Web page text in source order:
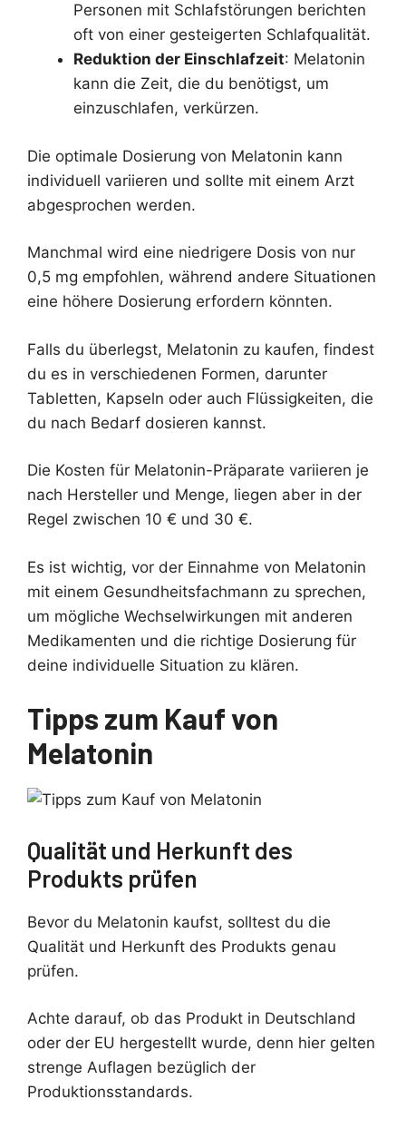
Personen mit Schlafstörungen berichten
oft von einer gesteigerten Schlafqualität.
Reduktion der Einschlafzeit: Melatonin
kann die Zeit, die du benötigst, um
einzuschlafen, verkürzen.
Die optimale Dosierung von Melatonin kann
individuell variieren und sollte mit einem Arzt
abgesprochen werden.
Manchmal wird eine niedrigere Dosis von nur
0,5 mg empfohlen, während andere Situationen
eine höhere Dosierung erfordern könnten.
Falls du überlegst, Melatonin zu kaufen, findest
du es in verschiedenen Formen, darunter
Tabletten, Kapseln oder auch Flüssigkeiten, die
du nach Bedarf dosieren kannst.
Die Kosten für Melatonin-Präparate variieren je
nach Hersteller und Menge, liegen aber in der
Regel zwischen 10 € und 30 €.
Es ist wichtig, vor der Einnahme von Melatonin
mit einem Gesundheitsfachmann zu sprechen,
um mögliche Wechselwirkungen mit anderen
Medikamenten und die richtige Dosierung für
deine individuelle Situation zu klären.
Tipps zum Kauf von
Melatonin
Qualität und Herkunft des
Produkts prüfen
Bevor du Melatonin kaufst, solltest du die
Qualität und Herkunft des Produkts genau
prüfen.
Achte darauf, ob das Produkt in Deutschland
oder der EU hergestellt wurde, denn hier gelten
strenge Auflagen bezüglich der
Produktionsstandards.